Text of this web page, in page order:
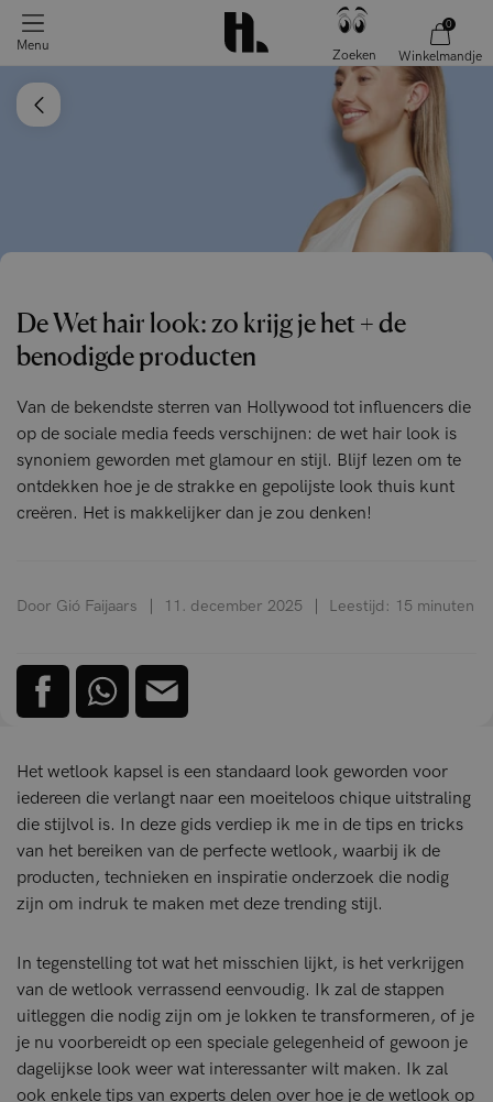
Menu
Zoeken
0
Winkelmandje
De Wet hair look: zo krijg je het + de
benodigde producten
Van de bekendste sterren van Hollywood tot influencers die
op de sociale media feeds verschijnen: de wet hair look is
synoniem geworden met glamour en stijl. Blijf lezen om te
ontdekken hoe je de strakke en gepolijste look thuis kunt
creëren. Het is makkelijker dan je zou denken!
Door Gió Faijaars 11. december 2025 Leestijd: 15 minuten
Het wetlook kapsel is een standaard look geworden voor
iedereen die verlangt naar een moeiteloos chique uitstraling
die stijlvol is. In deze gids verdiep ik me in de tips en tricks
van het bereiken van de perfecte wetlook, waarbij ik de
producten, technieken en inspiratie onderzoek die nodig
zijn om indruk te maken met deze trending stijl.
In tegenstelling tot wat het misschien lijkt, is het verkrijgen
van de wetlook verrassend eenvoudig. Ik zal de stappen
uitleggen die nodig zijn om je lokken te transformeren, of je
je nu voorbereidt op een speciale gelegenheid of gewoon je
dagelijkse look weer wat interessanter wilt maken. Ik zal
ook enkele tips van experts delen over hoe je de wetlook op